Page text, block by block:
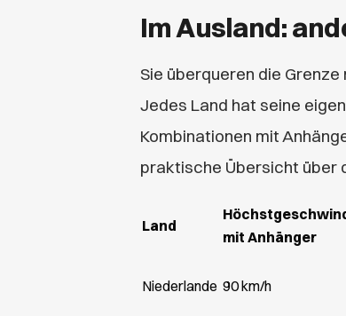
Im Ausland:
Sie überqueren die
Jedes Land hat seine
Kombinationen mit
praktische Übersicht über
Land
mit Anhänger
Niederlande 90 km/h